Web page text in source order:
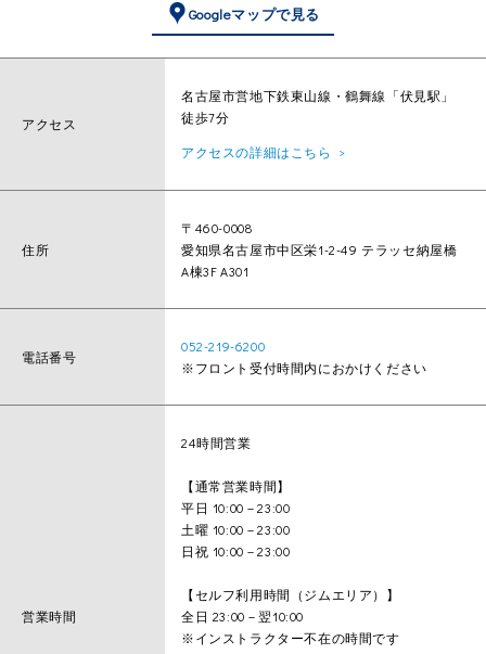
Googleマップで見る
アクセス
名古屋市営地下鉄東山線・鶴舞線「伏見駅」
徒歩7分
アクセスの詳細はこちら
住所
〒460-0008
愛知県名古屋市中区栄1-2-49 テラッセ納屋橋
A棟3F A301
電話番号
052-219-6200
※フロント受付時間内におかけください
営業時間
24時間営業
【通常営業時間】
平日 10:00－23:00
土曜 10:00－23:00
日祝 10:00－23:00
【セルフ利用時間（ジムエリア）】
全日 23:00－翌10:00
※インストラクター不在の時間です